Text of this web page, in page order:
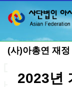
(사)아총연 재
2023년